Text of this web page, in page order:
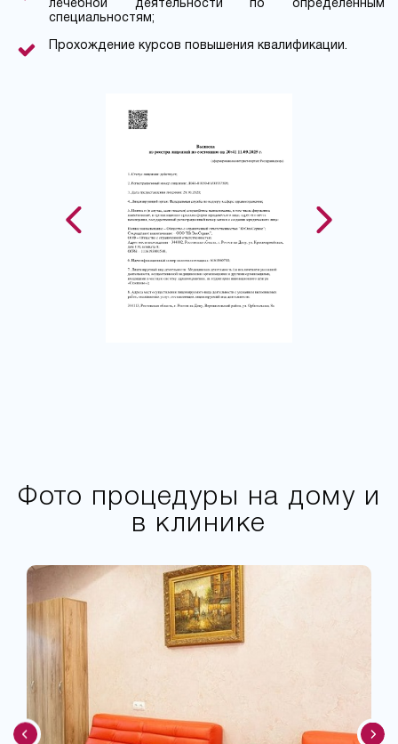
лечебной деятельности по определенным
специальностям;
Прохождение курсов повышения квалификации.
Фото процедуры на дому и
в клинике